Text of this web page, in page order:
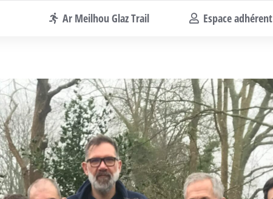
Ar Meilhou Glaz Trail Espace adhérent